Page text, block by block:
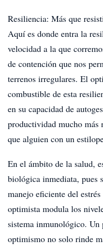
Resiliencia: Más que
Aquí es donde entra la
velocidad a la que
de contención que nos
terrenos irregulares. El
combustible de esta
en su capacidad de
productividad mucho más
que alguien con un
En el ámbito de la salud,
biológica inmediata, pues
manejo eficiente del
optimista modula los
sistema inmunológico. Un
optimismo no solo rinde